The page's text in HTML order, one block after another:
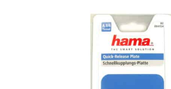
HAMA 4154 (STAR 55-
PIKAKIINNITYSLEVY